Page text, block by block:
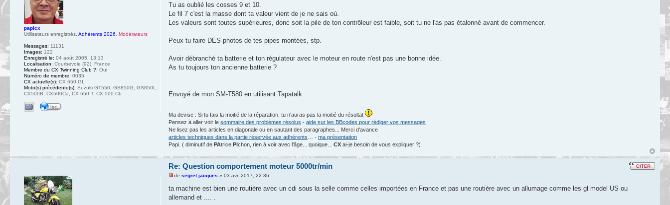
Tu as oublié les cosses 9 et 10.
Le fil 7 c'est la masse dont ta valeur vient de je ne sais où.
Les valeurs sont toutes supérieures, donc soit la pile de ton contrôleur est faible, soit tu ne l'as pas étalonné avant de commencer.
Peux tu faire DES photos de tes pipes montées, stp.
Avoir débranché ta batterie et ton régulateur avec le moteur en route n'est pas une bonne idée.
As tu toujours ton ancienne batterie ?
Envoyé de mon SM-T580 en utilisant Tapatalk
Ma devise : Si tu fais la moitié de la réparation, tu n'auras pas la moitié du résultat
Pensez à aller voir lesommaire des problèmes résolus -aide sur les BBcodes pour rédiger vos messages
Ne lisez pas les articles en diagonale ou en sautant des paragraphes... Merci d'avance
articles techniques dans la partie réservée aux adhérents … -ma présentation
Papi. ( diminutif dePAtricePIchon, rien à voir avec l'âge... quoique...CX ai-je besoin de vous expliquer ?)
papicx
Utilisateurs enregistrés Adhérents 2026 Modérateurs
Messages: 11131
Images: 122
Enregistré le: 04 août 2005, 13:13
Localisation: Courbevoie (92), France
Membre du CX Twinning Club ?: Oui
Numéro de membre: 0035
CX actuelle(s): CX 650 GL
Moto(s) précédente(s): Suzuki GT550, GS850G, GS850L,
CX500B, CX500Ca, CX 650 T, CX 500 Cb
Re: Question comportement moteur 5000tr/min
desegret jacques » 03 avr. 2017, 22:36
ta machine est bien une routière avec un cdi sous la selle comme celles importées en France et pas une routière avec un allumage comme les gl model US ou
allemand et .... .